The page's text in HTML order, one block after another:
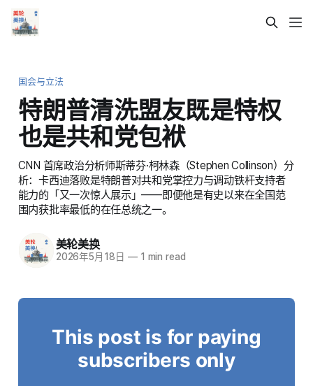
国会与立法
特朗普清洗盟友既是特权
也是共和党包袱
CNN 首席政治分析师斯蒂芬·柯林森（Stephen Collinson）分
析：卡西迪落败是特朗普对共和党掌控力与调动铁杆支持者
能力的「又一次惊人展示」——即便他是有史以来在全国范
围内获批率最低的在任总统之一。
美轮美换
2026年5月18日 —1 min read
This post is for paying
subscribers only